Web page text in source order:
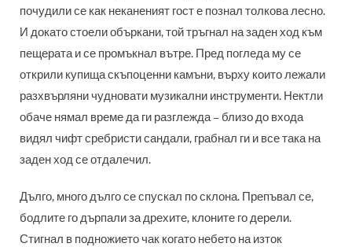
почудили се как неканеният гост е познал толкова лесно.
И докато стоели объркани, той тръгнал на заден ход към
пещерата и се промъкнал вътре. Пред погледа му се
открили купища скъпоценни камъни, върху които лежали
разхвърляни чудновати музикални инструменти. Нектли
обаче нямал време да ги разглежда – близо до входа
видял чифт сребристи сандали, грабнал ги и все така на
заден ход се отдалечил.
Дълго, много дълго се спускал по склона. Препъвал се,
бодлите го дърпали за дрехите, клоните го дерели.
Стигнал в подножието чак когато небето на изток